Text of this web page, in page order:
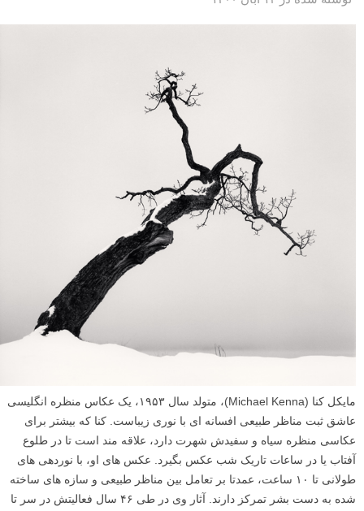
مایکل کنا (Michael Kenna)، متولد سال ۱۹۵۳، یک عکاس منظره انگلیسی
عاشق ثبت مناظر طبیعی افسانه ای با نوری زیباست. کنا که بیشتر برای
عکاسی منظره سیاه و سفیدش شهرت دارد، علاقه مند است تا در طلوع
آفتاب یا در ساعات تاریک شب عکس بگیرد. عکس های او، با نوردهی های
طولانی تا ۱۰ ساعت، عمدتا بر تعامل بین مناظر طبیعی و سازه های ساخته
شده به دست بشر تمرکز دارند. آثار وی در طی ۴۶ سال فعالیتش در سر تا